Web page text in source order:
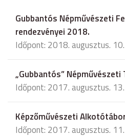
Gubbantós Népművészeti
rendezvényei 2018.
Időpont: 2018. augusztus. 10.
„Gubbantós” Népművészeti
Időpont: 2017. augusztus. 13.
Képzőművészeti
Időpont: 2017. augusztus. 11.